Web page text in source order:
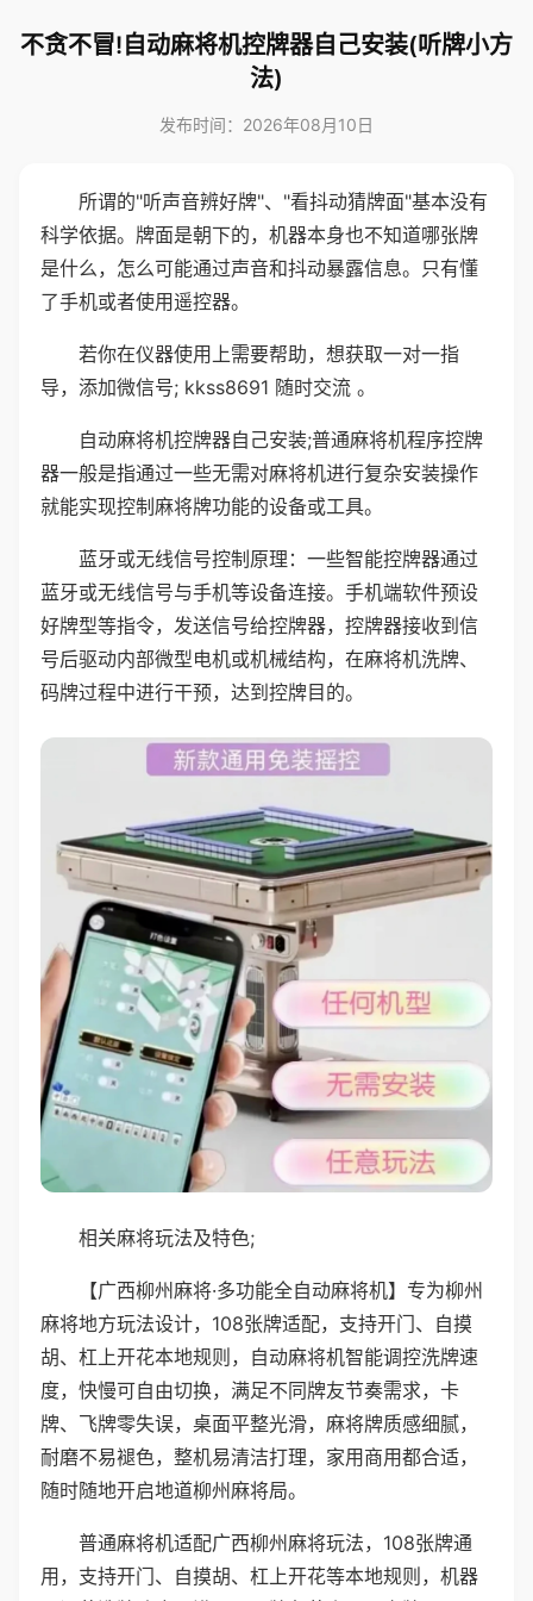
不贪不冒!自动麻将机控牌器自己安装(听牌小方
法)
发布时间：2026年08月10日
所谓的"听声音辨好牌"、"看抖动猜牌面"基本没有
科学依据。牌面是朝下的，机器本身也不知道哪张牌
是什么，怎么可能通过声音和抖动暴露信息。只有懂
了手机或者使用遥控器。
若你在仪器使用上需要帮助，想获取一对一指
导，添加微信号; kkss8691 随时交流 。
自动麻将机控牌器自己安装;普通麻将机程序控牌
器一般是指通过一些无需对麻将机进行复杂安装操作
就能实现控制麻将牌功能的设备或工具。
蓝牙或无线信号控制原理：一些智能控牌器通过
蓝牙或无线信号与手机等设备连接。手机端软件预设
好牌型等指令，发送信号给控牌器，控牌器接收到信
号后驱动内部微型电机或机械结构，在麻将机洗牌、
码牌过程中进行干预，达到控牌目的。
相关麻将玩法及特色;
【广西柳州麻将·多功能全自动麻将机】专为柳州
麻将地方玩法设计，108张牌适配，支持开门、自摸
胡、杠上开花本地规则，自动麻将机智能调控洗牌速
度，快慢可自由切换，满足不同牌友节奏需求，卡
牌、飞牌零失误，桌面平整光滑，麻将牌质感细腻，
耐磨不易褪色，整机易清洁打理，家用商用都合适，
随时随地开启地道柳州麻将局。
普通麻将机适配广西柳州麻将玩法，108张牌通
用，支持开门、自摸胡、杠上开花等本地规则，机器